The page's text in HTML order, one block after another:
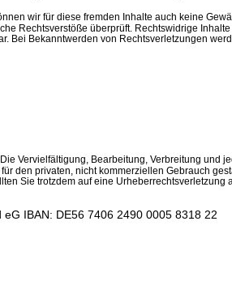
wir für diese fremden Inhalte auch keine
Rechtsverstöße überprüft. Rechtswidrige
Bekanntwerden von Rechtsverletzungen
Vervielfältigung, Bearbeitung, Verbreitung und
den privaten, nicht kommerziellen Gebrauch
Sie trotzdem auf eine Urheberrechtsverletzung
IBAN: DE56 7406 2490 0005 8318 22